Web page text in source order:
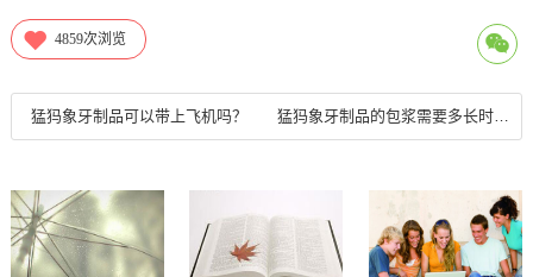
4859次浏览
猛犸象牙制品可以带上飞机吗？ 猛犸象牙制品的包浆需要多长时间才能形成？